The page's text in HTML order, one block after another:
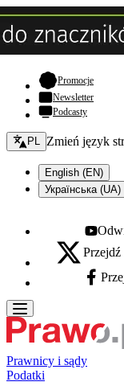
Promocje-
Newsletter
Podcasty
Zmień język - bieżący:
PL Zmień język
English (EN)
Українська (UA)
Youtube
X - otwiera się w
Prawnicy i sądy
Podatki